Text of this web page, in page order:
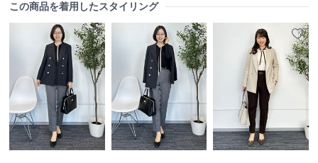
この商品を着用したスタイリング